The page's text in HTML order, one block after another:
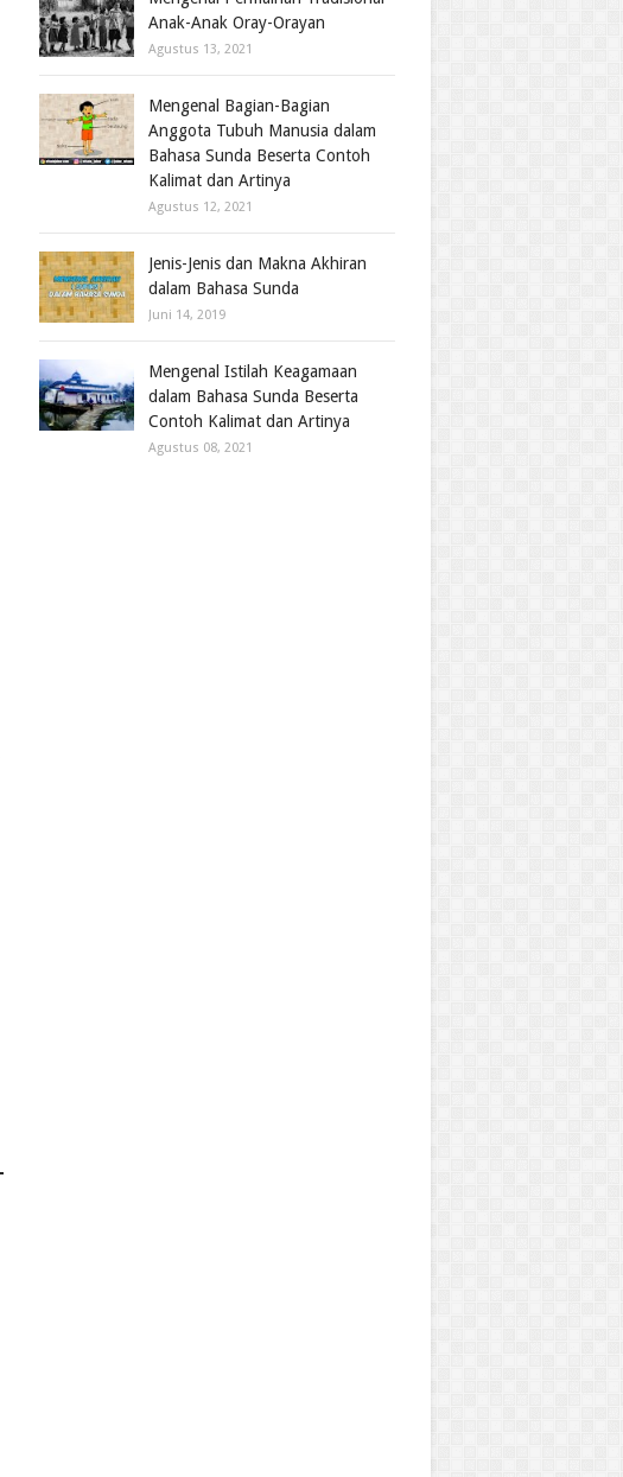
Anak-Anak Oray-Orayan
Agustus 13, 2021
Mengenal Bagian-Bagian
Anggota Tubuh Manusia dalam
Bahasa Sunda Beserta Contoh
Kalimat dan Artinya
Agustus 12, 2021
Jenis-Jenis dan Makna Akhiran
dalam Bahasa Sunda
Juni 14, 2019
Mengenal Istilah Keagamaan
dalam Bahasa Sunda Beserta
Contoh Kalimat dan Artinya
Agustus 08, 2021